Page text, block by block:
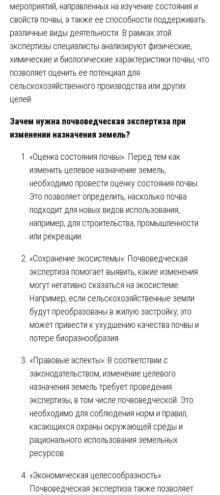
мероприятий, направленных на изучение состояния и
свойств почвы, а также ее способности поддерживать
различные виды деятельности. В рамках этой
экспертизы специалисты анализируют физические,
химические и биологические характеристики почвы, что
позволяет оценить ее потенциал для
сельскохозяйственного производства или других
целей.
Зачем нужна почвоведческая экспертиза при
изменении назначения земель?
«Оценка состояния почвы»: Перед тем как
изменить целевое назначение земель,
необходимо провести оценку состояния почвы.
Это позволяет определить, насколько почва
подходит для новых видов использования,
например, для строительства, промышленности
или рекреации.
«Сохранение экосистемы»: Почвоведческая
экспертиза помогает выявить, какие изменения
могут негативно сказаться на экосистеме.
Например, если сельскохозяйственные земли
будут преобразованы в жилую застройку, это
может привести к ухудшению качества почвы и
потере биоразнообразия.
«Правовые аспекты»: В соответствии с
законодательством, изменение целевого
назначения земель требует проведения
экспертизы, в том числе почвоведческой. Это
необходимо для соблюдения норм и правил,
касающихся охраны окружающей среды и
рационального использования земельных
ресурсов.
«Экономическая целесообразность»:
Почвоведческая экспертиза также позволяет